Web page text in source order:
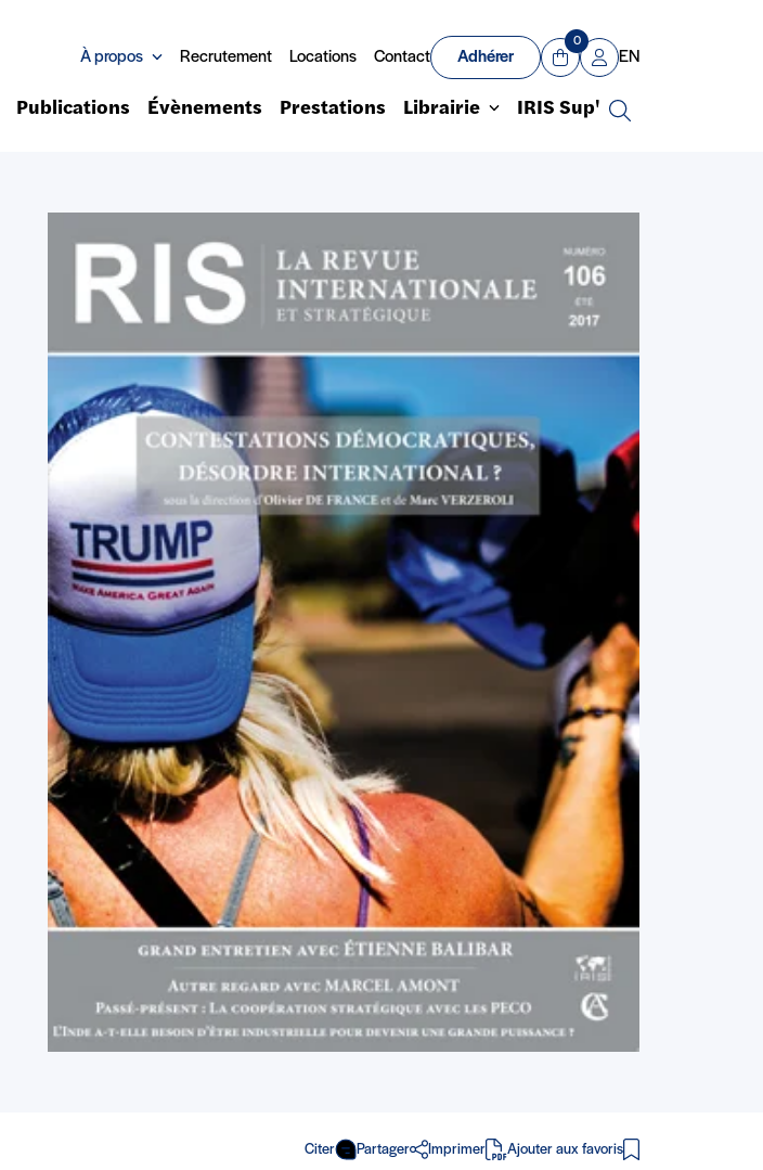
À propos Recrutement Locations Contact Adhérer
Panier
0
Mon compte
EN
Publications Évènements Prestations Librairie IRIS Sup'
Recherche
Citer Partager Imprimer
en PDF
Ajouter aux favoris